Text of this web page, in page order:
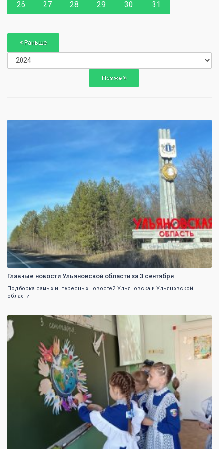
26 27 28 29 30 31
Раньше
Позже
Главные новости Ульяновской области за 3 сентября
Подборка самых интересных новостей Ульяновска и Ульяновской
области